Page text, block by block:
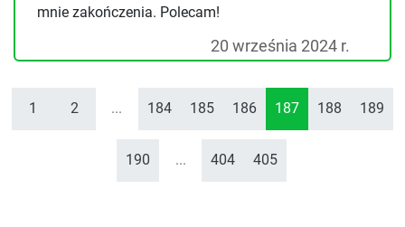
mnie zakończenia. Polecam!
20 września 2024 r.
1 2 ... 184 185 186 187 188 189
190 ... 404 405